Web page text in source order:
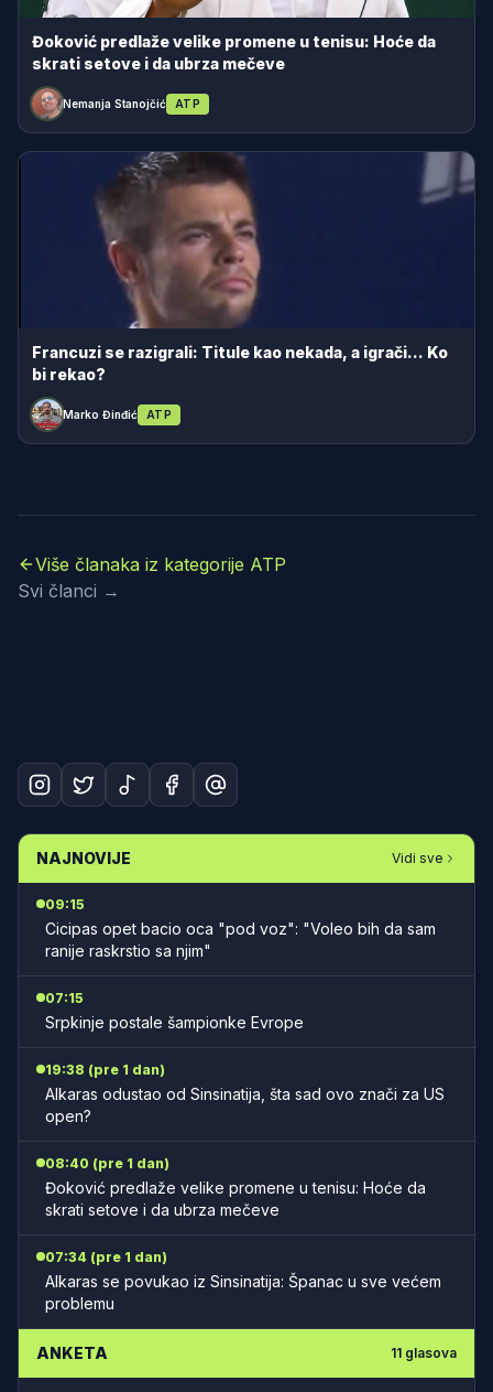
Đoković predlaže velike promene u tenisu: Hoće da
skrati setove i da ubrza mečeve
Nemanja Stanojčić ATP
Francuzi se razigrali: Titule kao nekada, a igrači... Ko
bi rekao?
Marko Đinđić ATP
Više članaka iz kategorije ATP
Svi članci →
NAJNOVIJE Vidi sve
09:15
Cicipas opet bacio oca "pod voz": "Voleo bih da sam
ranije raskrstio sa njim"
07:15
Srpkinje postale šampionke Evrope
19:38 (pre 1 dan)
Alkaras odustao od Sinsinatija, šta sad ovo znači za US
open?
08:40 (pre 1 dan)
Đoković predlaže velike promene u tenisu: Hoće da
skrati setove i da ubrza mečeve
07:34 (pre 1 dan)
Alkaras se povukao iz Sinsinatija: Španac u sve većem
problemu
ANKETA 11 glasova